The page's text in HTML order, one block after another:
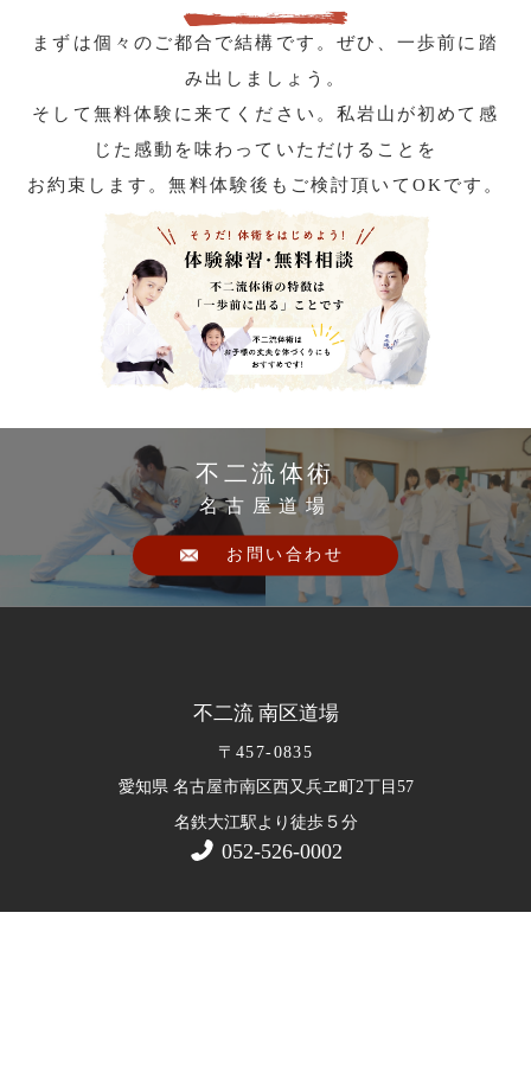
まずは個々のご都合で結構です。ぜひ、一歩前に踏
み出しましょう。
そして無料体験に来てください。私岩山が初めて感
じた感動を味わっていただけることを
お約束します。無料体験後もご検討頂いてOKです。
不二流体術
名古屋道場
お問い合わせ
不二流 南区道場
〒457-0835
愛知県 名古屋市南区西又兵ヱ町2丁目57
名鉄大江駅より徒歩５ 分
052-526-0002